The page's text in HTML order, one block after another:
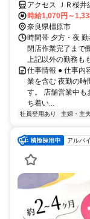
アクセス ＪＲ桜
時給1,070円～
奈良県橿原市
時間帯 夕方・夜
閉店作業完了まで
上記以外の勤務も
仕事情報 ● 仕事内
業を含む 夜勤の時
す。 店舗営業中も
ち着い...
社員登用あり 主婦・主
アルバ